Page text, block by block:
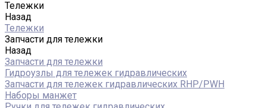
Тележки
Назад
Тележки
Запчасти для тележки
Назад
Запчасти для тележки
Гидроузлы для тележек гидравлических
Запчасти для тележек гидравлических RHP/PWH
Наборы манжет